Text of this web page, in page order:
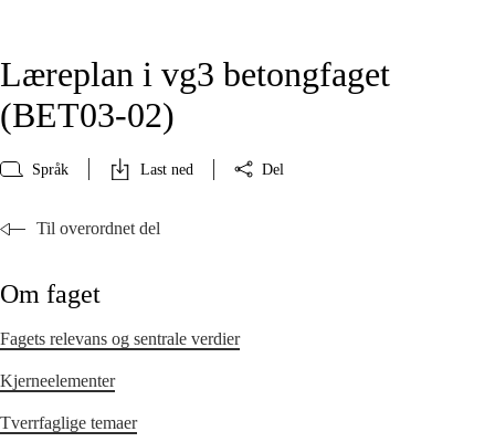
Læreplan i vg3 betongfaget
(BET03‑02)
Språk Last ned Del
Til overordnet del
Om faget
Fagets relevans og sentrale verdier
Kjerneelementer
Tverrfaglige temaer